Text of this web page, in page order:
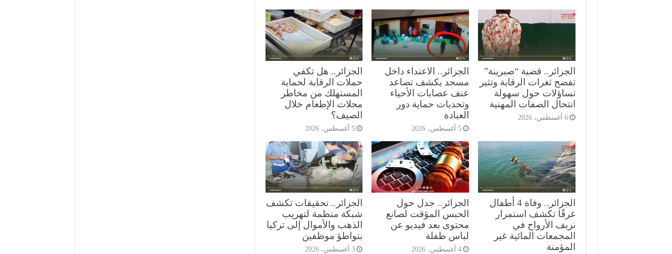
الجزائر.. قضية “صبرينة”
تفضح ثغرات الرقابة وتثير
تساؤلات حول سهولة
انتحال الصفات المهنية
6 أغسطس، 2026
الجزائر.. الاعتداء داخل
مسجد يكشف تصاعد
عنف عصابات الأحياء
وتحديات حماية دور
العبادة
5 أغسطس، 2026
الجزائر.. هل تكفي
حملات الرقابة لحماية
المستهلك من مخاطر
محلات الإطعام خلال
الصيف؟
5 أغسطس، 2026
الجزائر.. وفاة 4 أطفال
غرقًا تكشف استمرار
نزيف الأرواح في
المجمعات المائية غير
المؤمنة
الجزائر.. جدل حول
الحبس المؤقت لصانع
محتوى بعد فيديو عن
لباس طفلة
4 أغسطس، 2026
الجزائر.. تحقيقات تكشف
شبكة منظمة لتهريب
الذهب والأموال إلى تركيا
بتواطؤ موظفين
3 أغسطس، 2026